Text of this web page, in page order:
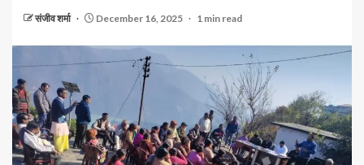
संजीव शर्मा December 16, 2025 1 min read